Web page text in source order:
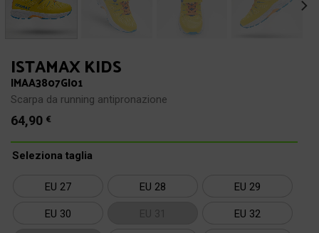
ISTAMAX KIDS
IMAA3807GI01
Scarpa da running antipronazione
64,90 €
Seleziona taglia
EU 27 EU 28 EU 29
EU 30 EU 32